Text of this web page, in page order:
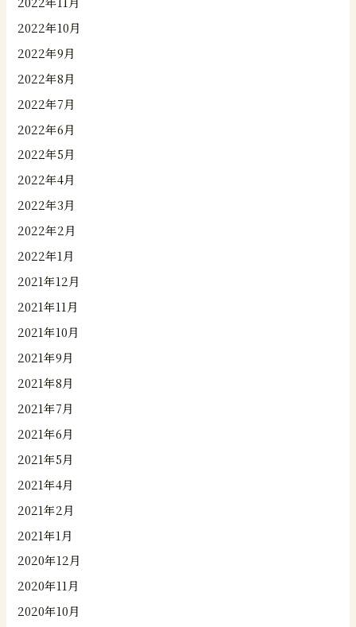
2022年10月
2022年9月
2022年8月
2022年7月
2022年6月
2022年5月
2022年4月
2022年3月
2022年2月
2022年1月
2021年12月
2021年11月
2021年10月
2021年9月
2021年8月
2021年7月
2021年6月
2021年5月
2021年4月
2021年2月
2021年1月
2020年12月
2020年11月
2020年10月